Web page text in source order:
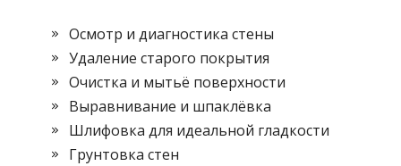
Осмотр и диагностика стены
Удаление старого покрытия
Очистка и мытьё поверхности
Выравнивание и шпаклёвка
Шлифовка для идеальной гладкости
Грунтовка стен